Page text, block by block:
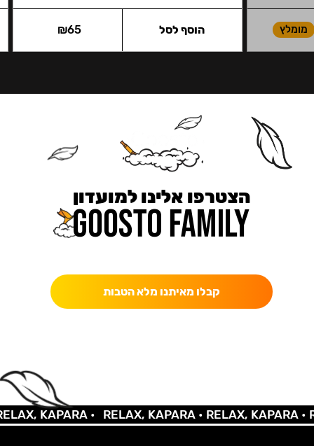
מומלץ ₪65 הוסף לסל
הצטרפו אלינו למועדון
קבלו מאיתנו מלא הטבות
KAPARA • RELAX, KAPARA •RELAX, KAPARA •